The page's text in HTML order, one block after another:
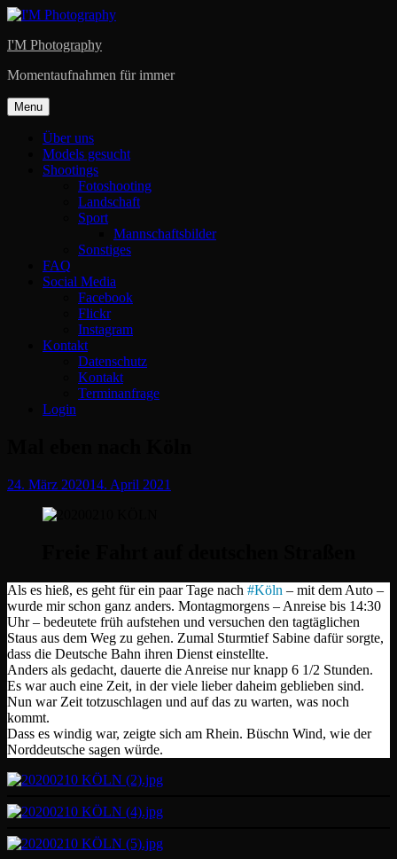
Skip
content
I'M Photography
Momentaufnahmen für immer
Menu
Über uns
Models gesucht
Shootings
Fotoshooting
Landschaft
Sport
Mannschaftsbilder
Sonstiges
FAQ
Social Media
Facebook
Flickr
Instagram
Kontakt
Datenschutz
Kontakt
Terminanfrage
Login
Posted
24. März 202014. April 2021
Als es hieß, es geht für ein paar Tage nach #Köln – mit dem Auto –
wurde mir schon ganz anders. Montagmorgens – Anreise bis 14:30
Uhr – bedeutete früh aufstehen und versuchen den tagtäglichen
Staus aus dem Weg zu gehen. Zumal Sturmtief Sabine dafür sorgte,
dass die Deutsche Bahn ihren Dienst einstellte.
Anders als gedacht, dauerte die Anreise nur knapp 6 1/2 Stunden.
Es war auch eine Zeit, in der viele lieber daheim geblieben sind.
Nun war Zeit totzuschlagen und auf das zu warten, was noch
kommt.
Dass es windig war, zeigte sich am Rhein. Büschn Wind, wie der
Norddeutsche sagen würde.